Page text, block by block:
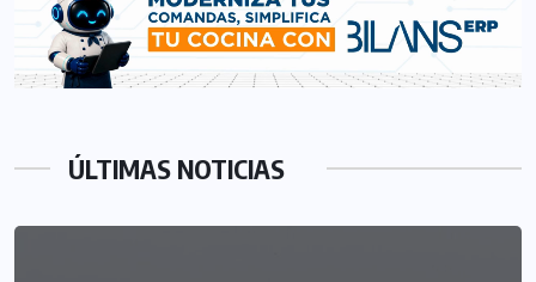
ÚLTIMAS NOTICIAS